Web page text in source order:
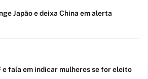
Japão e deixa China em alerta
fala em indicar mulheres se for eleito